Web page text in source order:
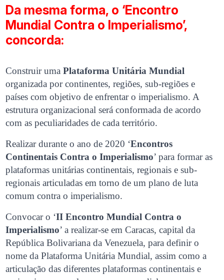
Da mesma forma, o ‘Encontro
Mundial Contra o Imperialismo’,
concorda:
Construir umaPlataforma Unitária Mundial
organizada por continentes, regiões, sub-regiões e
países com objetivo de enfrentar o imperialismo. A
estrutura organizacional será conformada de acordo
com as peculiaridades de cada território.
Realizar durante o ano de 2020 ‘Encontros
Continentais Contra o Imperialismo’ para formar as
plataformas unitárias continentais, regionais e sub-
regionais articuladas em torno de um plano de luta
comum contra o imperialismo.
Convocar o ‘II Encontro Mundial Contra o
Imperialismo’ a realizar-se em Caracas, capital da
República Bolivariana da Venezuela, para definir o
nome da Plataforma Unitária Mundial, assim como a
articulação das diferentes plataformas continentais e